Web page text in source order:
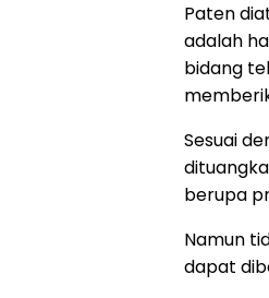
Paten
adalah
bidang
Sesuai
berupa
Namun
dapat